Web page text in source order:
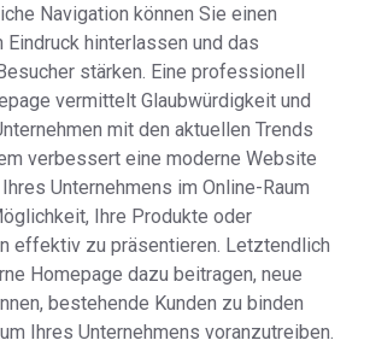
Navigation können Sie einen
hinterlassen und das
stärken. Eine professionell
vermittelt Glaubwürdigkeit und
mit den aktuellen Trends
verbessert eine moderne Website
Unternehmens im Online-Raum
Ihre Produkte oder
effektiv zu präsentieren. Letztendlich
Homepage dazu beitragen, neue
bestehende Kunden zu binden
Ihres Unternehmens voranzutreiben.